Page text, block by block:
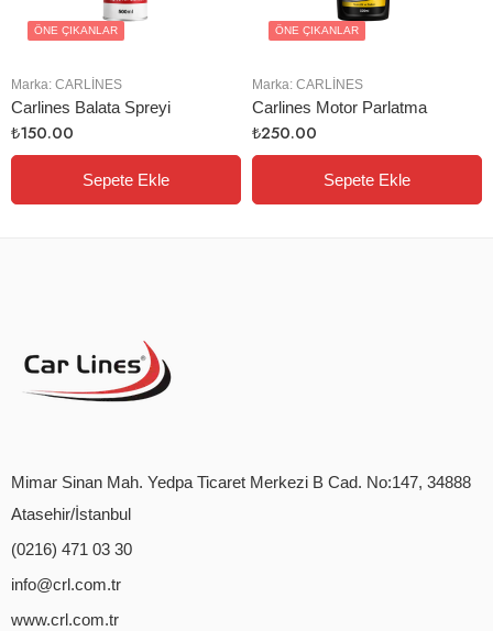
Marka: CARLINES
Carlines Balata Spreyi
ÖNE ÇIKANLAR
₺150.00
Sepete Ekle
Marka: CARLINES
Carlines Motor Parlatma
ÖNE ÇIKANLAR
₺250.00
Sepete Ekle
Mimar Sinan Mah. Yedpa Ticaret Merkezi B Cad. No:147, 34888
Atasehir/İstanbul
(0216) 471 03 30
info@crl.com.tr
www.crl.com.tr